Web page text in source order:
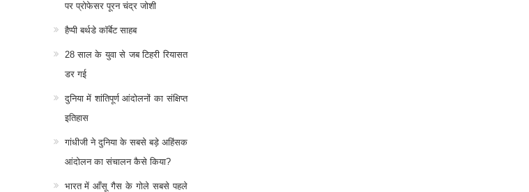
पर प्रोफेसर पूरन चंद्र जोशी
हैप्पी बर्थडे कॉर्बेट साहब
28 साल के युवा से जब टिहरी रियासत
डर गई
दुनिया में शांतिपूर्ण आंदोलनों का संक्षिप्त
इतिहास
गांधीजी ने दुनिया के सबसे बड़े अहिंसक
आंदोलन का संचालन कैसे किया?
भारत में आँसू गैस के गोले सबसे पहले